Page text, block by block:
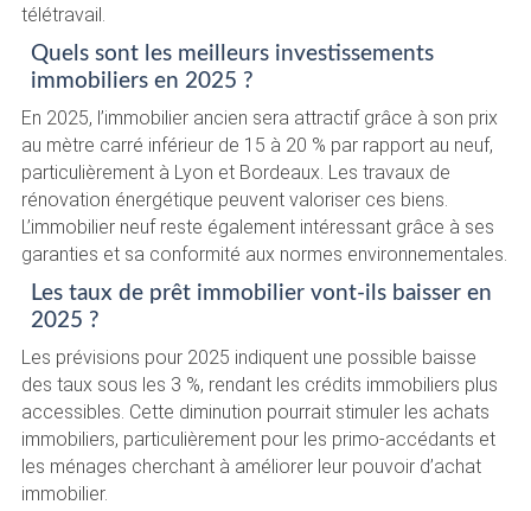
télétravail.
Quels sont les meilleurs investissements
immobiliers en 2025 ?
En 2025, l’immobilier ancien sera attractif grâce à son prix
au mètre carré inférieur de 15 à 20 % par rapport au neuf,
particulièrement à Lyon et Bordeaux. Les travaux de
rénovation énergétique peuvent valoriser ces biens.
L’immobilier neuf reste également intéressant grâce à ses
garanties et sa conformité aux normes environnementales.
Les taux de prêt immobilier vont-ils baisser en
2025 ?
Les prévisions pour 2025 indiquent une possible baisse
des taux sous les 3 %, rendant les crédits immobiliers plus
accessibles. Cette diminution pourrait stimuler les achats
immobiliers, particulièrement pour les primo-accédants et
les ménages cherchant à améliorer leur pouvoir d’achat
immobilier.